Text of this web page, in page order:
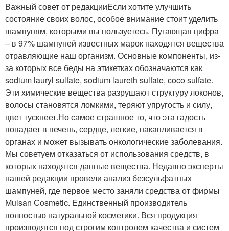
Важный совет от редакцииЕсли хотите улучшить
состояние своих волос, особое внимание стоит уделить
шампуням, которыми вы пользуетесь. Пугающая цифра
– в 97% шампуней известных марок находятся вещества
отравляющие наш организм. Основные компоненты, из-
за которых все беды на этикетках обозначаются как
sodium lauryl sulfate, sodium laureth sulfate, coco sulfate.
Эти химические вещества разрушают структуру локонов,
волосы становятся ломкими, теряют упругость и силу,
цвет тускнеет.Но самое страшное то, что эта гадость
попадает в печень, сердце, легкие, накапливается в
органах и может вызывать онкологические заболевания.
Мы советуем отказаться от использования средств, в
которых находятся данные вещества. Недавно эксперты
нашей редакции провели анализ безсульфатных
шампуней, где первое место заняли средства от фирмы
Mulsan Сosmetic. Единственный производитель
полностью натуральной косметики. Вся продукция
производятся под строгим контролем качества и систем